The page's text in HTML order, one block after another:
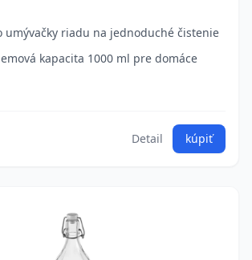
umývačky riadu na jednoduché čistenie
kapacita 1000 ml pre domáce
Detail kúpiť